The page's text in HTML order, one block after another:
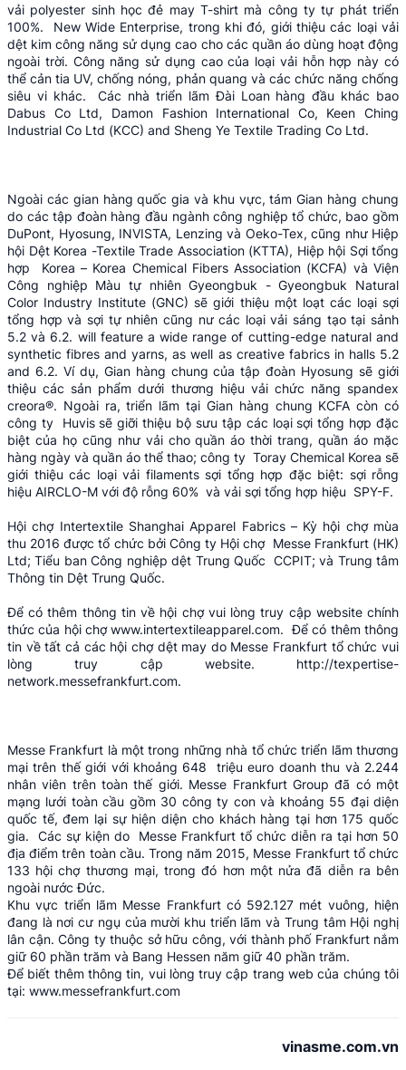
vải polyester sinh học đẻ may T-shirt mà công ty tự phát triển
100%. New Wide Enterprise, trong khi đó, giới thiệu các loại vải
dệt kim công năng sử dụng cao cho các quần áo dùng hoạt động
ngoài trời. Công năng sử dụng cao của loại vải hỗn hợp này có
thể cản tia UV, chống nóng, phản quang và các chức năng chống
siêu vi khác. Các nhà triển lãm Đài Loan hàng đầu khác bao
Dabus Co Ltd, Damon Fashion International Co, Keen Ching
Industrial Co Ltd (KCC) and Sheng Ye Textile Trading Co Ltd.
Ngoài các gian hàng quốc gia và khu vực, tám Gian hàng chung
do các tập đoàn hàng đầu ngành công nghiệp tổ chức, bao gồm
DuPont, Hyosung, INVISTA, Lenzing và Oeko-Tex, cũng như Hiệp
hội Dệt Korea -Textile Trade Association (KTTA), Hiệp hội Sợi tổng
hợp Korea – Korea Chemical Fibers Association (KCFA) và Viện
Công nghiệp Màu tự nhiên Gyeongbuk - Gyeongbuk Natural
Color Industry Institute (GNC) sẽ giới thiệu một loạt các loại sợi
tổng hợp và sợi tự nhiên cũng nư các loại vải sáng tạo tại sảnh
5.2 và 6.2. will feature a wide range of cutting-edge natural and
synthetic fibres and yarns, as well as creative fabrics in halls 5.2
and 6.2. Ví dụ, Gian hàng chung của tập đoàn Hyosung sẽ giới
thiệu các sản phẩm dưới thương hiệu vải chức năng spandex
creora®. Ngoài ra, triển lãm tại Gian hàng chung KCFA còn có
công ty Huvis sẽ giỡi thiệu bộ sưu tập các loại sợi tổng hợp đặc
biệt của họ cũng như vải cho quần áo thời trang, quần áo mặc
hàng ngày và quần áo thể thao; công ty Toray Chemical Korea sẽ
giới thiệu các loại vải filaments sợi tổng hợp đặc biệt: sợi rỗng
hiệu AIRCLO-M với độ rỗng 60% và vải sợi tổng hợp hiệu SPY-F.
Hội chợ Intertextile Shanghai Apparel Fabrics – Kỳ hội chợ mùa
thu 2016 được tổ chức bởi Công ty Hội chợ Messe Frankfurt (HK)
Ltd; Tiểu ban Công nghiệp dệt Trung Quốc CCPIT; và Trung tâm
Thông tin Dệt Trung Quốc.
Để có thêm thông tin về hội chợ vui lòng truy cập website chính
thức của hội chợwww.intertextileapparel.com. Để có thêm thông
tin về tất cả các hội chợ dệt may do Messe Frankfurt tổ chức vui
lòng truy cập website. http://texpertise-
network.messefrankfurt.com.
Messe Frankfurt là một trong những nhà tổ chức triển lãm thương
mại trên thế giới với khoảng 648 triệu euro doanh thu và 2.244
nhân viên trên toàn thế giới. Messe Frankfurt Group đã có một
mạng lưới toàn cầu gồm 30 công ty con và khoảng 55 đại diện
quốc tế, đem lại sự hiện diện cho khách hàng tại hơn 175 quốc
gia. Các sự kiện do Messe Frankfurt tổ chức diễn ra tại hơn 50
địa điểm trên toàn cầu. Trong năm 2015, Messe Frankfurt tổ chức
133 hội chợ thương mại, trong đó hơn một nửa đã diễn ra bên
ngoài nước Đức.
Khu vực triển lãm Messe Frankfurt có 592.127 mét vuông, hiện
đang là nơi cư ngụ của mười khu triển lãm và Trung tâm Hội nghị
lân cận. Công ty thuộc sở hữu công, với thành phố Frankfurt nắm
giữ 60 phần trăm và Bang Hessen năm giữ 40 phần trăm.
Để biết thêm thông tin, vui lòng truy cập trang web của chúng tôi
tại: www.messefrankfurt.com
vinasme.com.vn